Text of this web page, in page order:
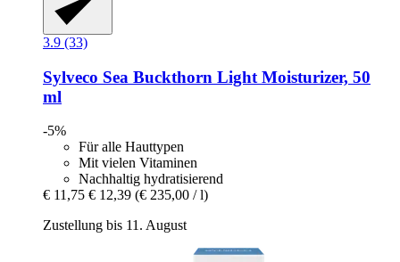
3.9 (33)
Sylveco Sea Buckthorn Light Moisturizer, 50
ml
-5%
Für alle Hauttypen
Mit vielen Vitaminen
Nachhaltig hydratisierend
€ 11,75 € 12,39 (€ 235,00 / l)
Zustellung bis 11. August